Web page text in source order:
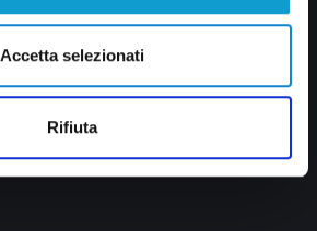
Accetta selezionati
Rifiuta